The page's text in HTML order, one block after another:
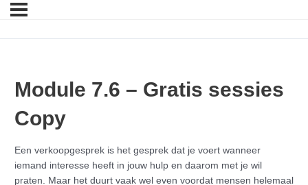
Module 7.6 – Gratis sessies
Copy
Een verkoopgesprek is het gesprek dat je voert wanneer
iemand interesse heeft in jouw hulp en daarom met je wil
praten. Maar het duurt vaak wel even voordat mensen helemaal